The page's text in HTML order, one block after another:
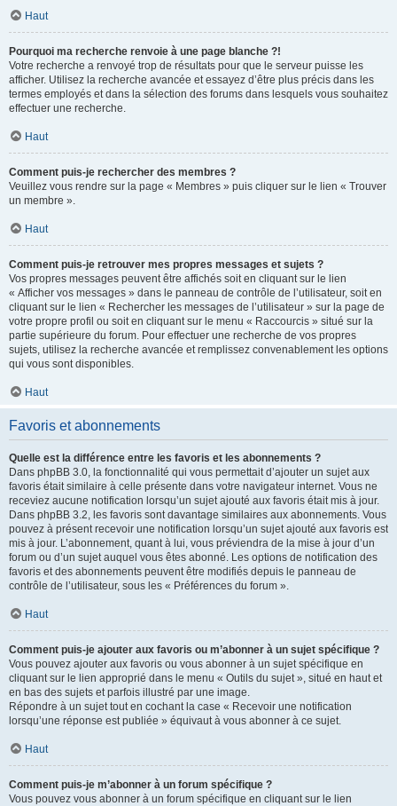
Haut
Pourquoi ma recherche renvoie à une page blanche ?!
Votre recherche a renvoyé trop de résultats pour que le serveur puisse les
afficher. Utilisez la recherche avancée et essayez d’être plus précis dans les
termes employés et dans la sélection des forums dans lesquels vous souhaitez
effectuer une recherche.
Haut
Comment puis-je rechercher des membres ?
Veuillez vous rendre sur la page « Membres » puis cliquer sur le lien « Trouver
un membre ».
Haut
Comment puis-je retrouver mes propres messages et sujets ?
Vos propres messages peuvent être affichés soit en cliquant sur le lien
« Afficher vos messages » dans le panneau de contrôle de l’utilisateur, soit en
cliquant sur le lien « Rechercher les messages de l’utilisateur » sur la page de
votre propre profil ou soit en cliquant sur le menu « Raccourcis » situé sur la
partie supérieure du forum. Pour effectuer une recherche de vos propres
sujets, utilisez la recherche avancée et remplissez convenablement les options
qui vous sont disponibles.
Haut
Favoris et abonnements
Quelle est la différence entre les favoris et les abonnements ?
Dans phpBB 3.0, la fonctionnalité qui vous permettait d’ajouter un sujet aux
favoris était similaire à celle présente dans votre navigateur internet. Vous ne
receviez aucune notification lorsqu’un sujet ajouté aux favoris était mis à jour.
Dans phpBB 3.2, les favoris sont davantage similaires aux abonnements. Vous
pouvez à présent recevoir une notification lorsqu’un sujet ajouté aux favoris est
mis à jour. L’abonnement, quant à lui, vous préviendra de la mise à jour d’un
forum ou d’un sujet auquel vous êtes abonné. Les options de notification des
favoris et des abonnements peuvent être modifiés depuis le panneau de
contrôle de l’utilisateur, sous les « Préférences du forum ».
Haut
Comment puis-je ajouter aux favoris ou m’abonner à un sujet spécifique ?
Vous pouvez ajouter aux favoris ou vous abonner à un sujet spécifique en
cliquant sur le lien approprié dans le menu « Outils du sujet », situé en haut et
en bas des sujets et parfois illustré par une image.
Répondre à un sujet tout en cochant la case « Recevoir une notification
lorsqu’une réponse est publiée » équivaut à vous abonner à ce sujet.
Haut
Comment puis-je m’abonner à un forum spécifique ?
Vous pouvez vous abonner à un forum spécifique en cliquant sur le lien